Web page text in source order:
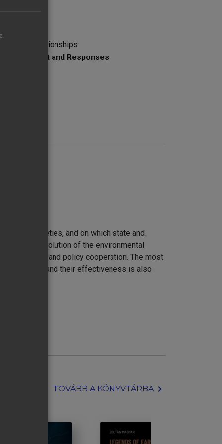
Effect Relationships
and Responses
human societies, and on which state and
of the evolution of the environmental
scientific and policy cooperation. The most
problems, and their effectiveness is also
TOVÁBB A KÖNYVTÁRBAchevron_right